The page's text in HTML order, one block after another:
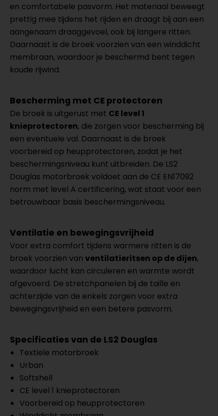
en comfortabele pasvorm. Het materiaal beweegt
prettig mee tijdens het rijden en draagt bij aan een
aangenaam draaggevoel, ook bij langere ritten.
Daarnaast is de broek voorzien van een winddicht
membraan, waardoor je beschermd bent tegen
koude rijwind.
Bescherming met CE protectoren
De broek is uitgerust met CE level 1
knieprotectoren, die zorgen voor bescherming bij
een eventuele val. Daarnaast is de broek
voorbereid op heupprotectoren, zodat je het
beschermingsniveau kunt uitbreiden. De LS2
Douglas motorbroek voldoet aan de CE EN17092
norm met level A certificering, wat staat voor een
betrouwbaar basis beschermingsniveau.
Ventilatie en bewegingsvrijheid
Voor extra comfort tijdens warmere ritten is de
broek voorzien van ventilatieritsen op de dijen,
waardoor lucht kan circuleren en warmte wordt
afgevoerd. De stretchpanelen bij de taille en
achterzijde van de enkels zorgen voor extra
bewegingsvrijheid en een betere pasvorm.
Specificaties van de LS2 Douglas
Textiele motorbroek
Urban
Softshell
CE level 1 knieprotectoren
Voorbereid op heupprotectoren